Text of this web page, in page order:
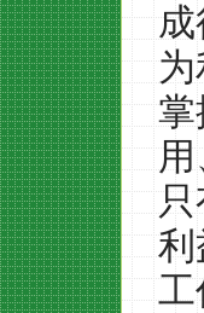
成
为
掌
用
只
利
工